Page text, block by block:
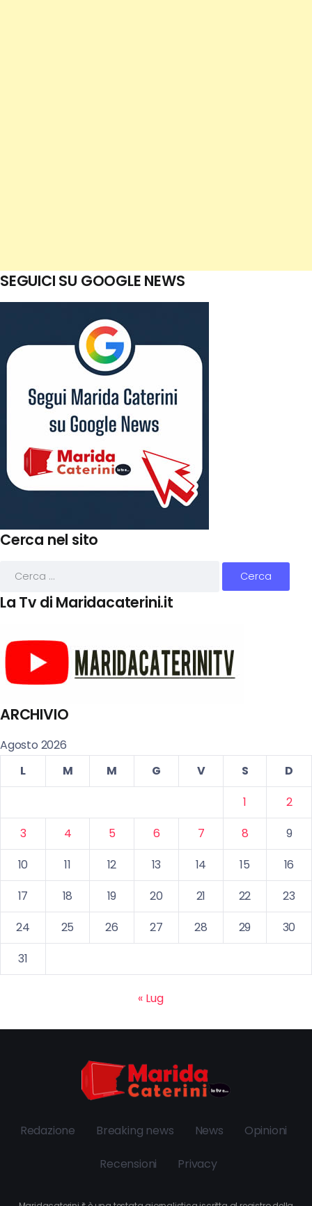
SEGUICI SU GOOGLE NEWS
Cerca nel sito
La Tv di Maridacaterini.it
ARCHIVIO
Agosto 2026
L
M M G V S
D
1
2
3
4 5 6 7 8
9
10
11 12 13 14 15
16
17
18 19 20 21 22
23
24
25 26 27 28 29
30
31
« Lug
Redazione Breaking news News Opinioni
Recensioni Privacy